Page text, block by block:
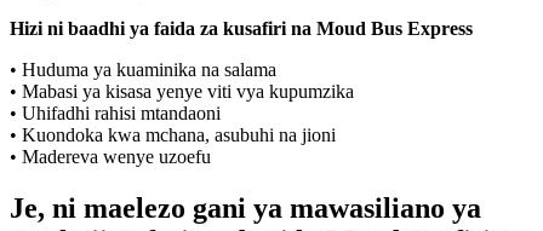
Hizi ni baadhi ya faida za kusafiri na Moud Bus Express
• Huduma ya kuaminika na salama
• Mabasi ya kisasa yenye viti vya kupumzika
• Uhifadhi rahisi mtandaoni
• Kuondoka kwa mchana, asubuhi na jioni
• Madereva wenye uzoefu
Je, ni maelezo gani ya mawasiliano ya